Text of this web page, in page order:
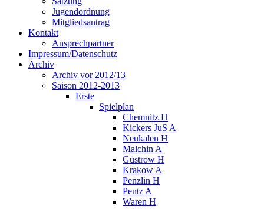
Jugendordnung
Mitgliedsantrag
Kontakt
Ansprechpartner
Impressum/Datenschutz
Archiv
Archiv vor 2012/13
Saison 2012-2013
Erste
Spielplan
Chemnitz H
Kickers JuS A
Neukalen H
Malchin A
Güstrow H
Krakow A
Penzlin H
Pentz A
Waren H